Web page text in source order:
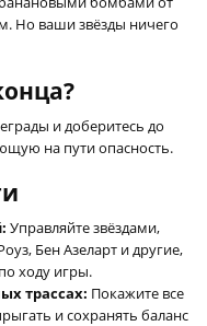
Но ваши звёзды ничего
и доберитесь до
на пути опасность.
Управляйте звёздами,
Бен Азеларт и другие,
ходу игры.
трассах: Покажите все
и сохранять баланс